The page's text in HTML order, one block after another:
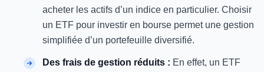
acheter les actifs d’un indice en particulier. Choisir
un ETF pour investir en bourse permet une gestion
simplifiée d’un portefeuille diversifié.
Des frais de gestion réduits : En effet, un ETF